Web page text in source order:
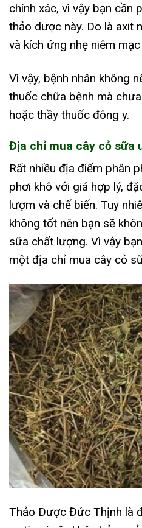
chính xác, vì vậy bạn cần
thảo dược này. Do là axit
và kích ứng nhẹ niêm mạc
Vì vậy, bệnh nhân không
thuốc chữa bệnh mà
hoặc thầy thuốc đông y.
Địa chỉ mua cây cỏ sữa
Rất nhiều địa điểm phân
phơi khô với giá hợp lý,
lượm và chế biến. Tuy
không tốt nên bạn sẽ
sữa chất lượng. Vì vậy
một địa chỉ mua cây cỏ
Thảo Dược Đức Thịnh là